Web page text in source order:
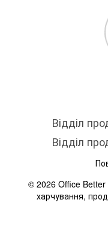
Відділ
Відділ
© 2026 Office
харчування,